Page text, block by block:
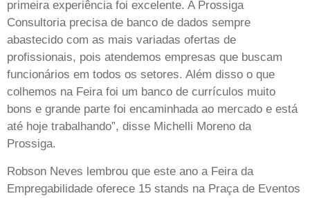
primeira experiência foi excelente. A Prossiga
Consultoria precisa de banco de dados sempre
abastecido com as mais variadas ofertas de
profissionais, pois atendemos empresas que buscam
funcionários em todos os setores. Além disso o que
colhemos na Feira foi um banco de currículos muito
bons e grande parte foi encaminhada ao mercado e está
até hoje trabalhando”, disse Michelli Moreno da
Prossiga.
Robson Neves lembrou que este ano a Feira da
Empregabilidade oferece 15 stands na Praça de Eventos